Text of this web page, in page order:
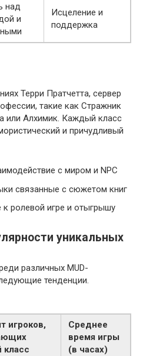
над
и
Исцеление и
поддержка
Терри Пратчетта, сервер
такие как Стражник
или Алхимик. Каждый класс
и причудливый
с миром и NPC
связанные с сюжетом книг
ролевой игре и отыгрышу
уникальных
различных MUD-
тенденции.
игроков,
класс
Среднее
время игры
(в часах)